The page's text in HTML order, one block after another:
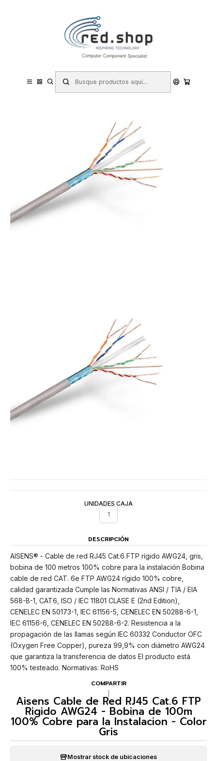
Haga Click Aqui
Cables Cables de Red
Aisens Cable de Red RJ45 Cat.6 FTP Rigido AWG24 - Bobina de
100m 100% Cobre para la Instalacion - Color Gris
UNIDADES CAJA
1
DESCRIPCIÓN
AISENS® - Cable de red RJ45 Cat.6 FTP rígido AWG24, gris,
bobina de 100 metros 100% cobre para la instalación Bobina
cable de red CAT. 6e FTP AWG24 rígido 100% cobre,
calidad garantizada Cumple las Normativas ANSI / TIA / EIA
568-B-1, CAT6, ISO / IEC 11801 CLASE E (2nd Edition),
CENELEC EN 50173-1, IEC 61156-5, CENELEC EN 50288-6-1,
IEC 61156-6, CENELEC EN 50288-6-2. Resistencia a la
propagación de las llamas según IEC 60332 Conductor OFC
(Oxygen Free Copper), pureza 99,9% con diámetro AWG24
que garantiza la transferencia de datos El producto está
100% testeado. Normativas: RoHS
COMPARTIR
Aisens Cable de Red RJ45 Cat.6 FTP
Rigido AWG24 - Bobina de 100m
100% Cobre para la Instalacion - Color
Gris
Mostrar stock de ubicaciones